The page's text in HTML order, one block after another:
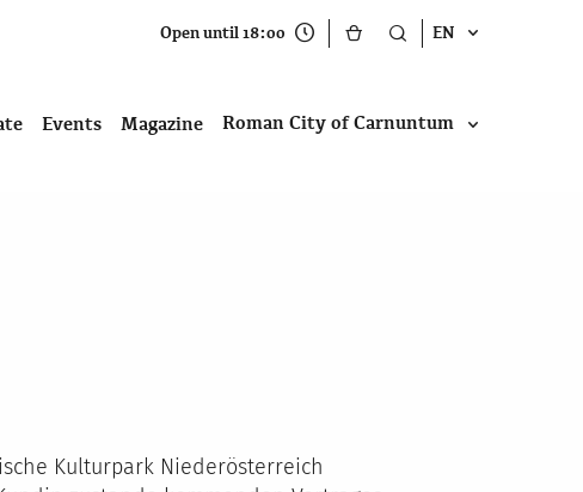
Open until 18:00 EN
Events Magazine Roman City of Carnuntum
Kulturpark Niederösterreich